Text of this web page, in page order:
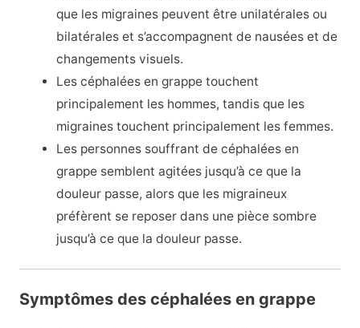
que les migraines peuvent être unilatérales ou
bilatérales et s’accompagnent de nausées et de
changements visuels.
Les céphalées en grappe touchent
principalement les hommes, tandis que les
migraines touchent principalement les femmes.
Les personnes souffrant de céphalées en
grappe semblent agitées jusqu’à ce que la
douleur passe, alors que les migraineux
préfèrent se reposer dans une pièce sombre
jusqu’à ce que la douleur passe.
Symptômes des céphalées en grappe